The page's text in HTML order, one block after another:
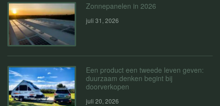
Zonnepanelen in 2026
juli 31, 2026
Een product een tweede leven geven:
duurzaam denken begint bij
doorverkopen
juli 20, 2026